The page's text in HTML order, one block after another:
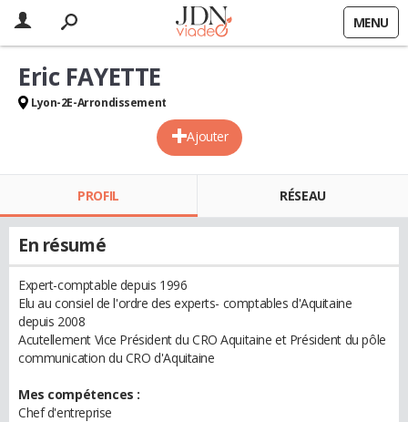
MENU
Ajouter
Eric FAYETTE
Lyon-2E-Arrondissement
PROFIL RÉSEAU
En résumé
Expert-comptable depuis 1996
Elu au consiel de l'ordre des experts- comptables d'Aquitaine
depuis 2008
Acutellement Vice Président du CRO Aquitaine et Président du pôle
communication du CRO d'Aquitaine
Mes compétences :
Chef d'entreprise